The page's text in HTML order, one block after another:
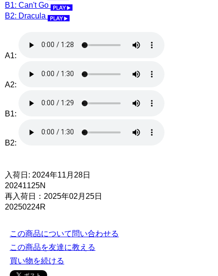
B1: Can't Go
B2: Dracula
A1:
A2:
B1:
B2:
入荷日: 2024年11月28日
20241125N
再入荷日：2025年02月25日
20250224R
この商品について問い合わせる
この商品を友達に教える
買い物を続ける